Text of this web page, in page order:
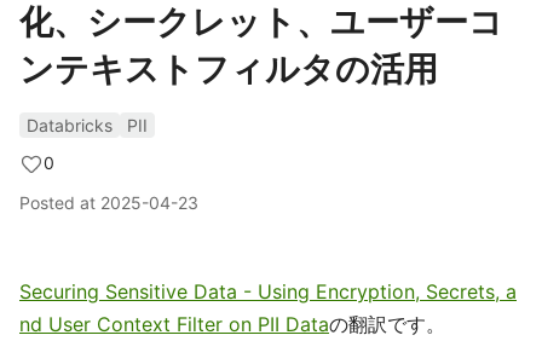
化、シークレット、ユーザーコ
ンテキストフィルタの活用
Databricks
PII
0
Posted at 2025-04-23
Securing Sensitive Data - Using Encryption, Secrets, a
nd User Context Filter on PII Dataの翻訳です。